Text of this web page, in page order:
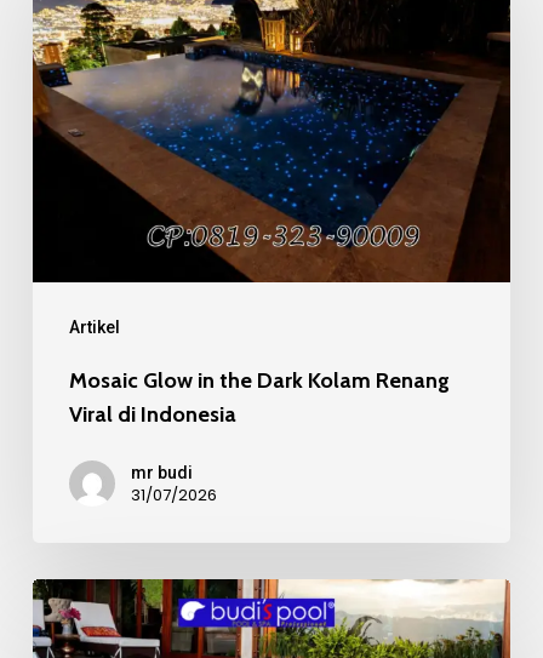
Artikel
in
the
Dark
Kolam
Renang
Mosaic Glow in the Dark Kolam Renang
Viral di Indonesia
mr budi
31/07/2026
Mosaic
Kaca